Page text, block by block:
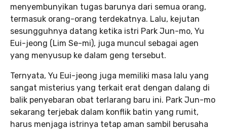
menyembunyikan tugas barunya dari semua orang,
termasuk orang-orang terdekatnya. Lalu, kejutan
sesungguhnya datang ketika istri Park Jun-mo, Yu
Eui-jeong (Lim Se-mi), juga muncul sebagai agen
yang menyusup ke dalam geng tersebut.
Ternyata, Yu Eui-jeong juga memiliki masa lalu yang
sangat misterius yang terkait erat dengan dalang di
balik penyebaran obat terlarang baru ini. Park Jun-mo
sekarang terjebak dalam konflik batin yang rumit,
harus menjaga istrinya tetap aman sambil berusaha